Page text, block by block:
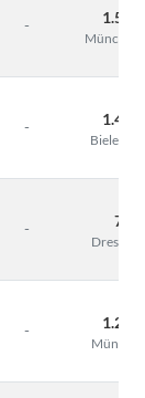
- 1.500
München
- 1.480
Bielefeld
- 790
Dresden
- 1.200
Münster